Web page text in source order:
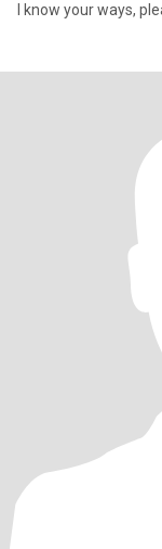
I know your ways,